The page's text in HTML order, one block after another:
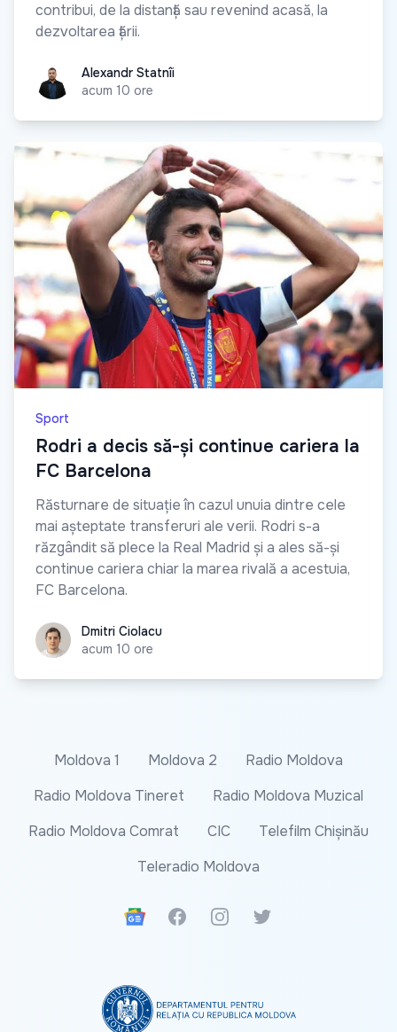
contribui, de la distanță sau revenind acasă, la
dezvoltarea țării.
Alexandr Statnîi
Alexandr Statnîi
acum 10 ore
Sport
Rodri a decis să-și continue cariera la
FC Barcelona
Răsturnare de situație în cazul unuia dintre cele
mai așteptate transferuri ale verii. Rodri s-a
răzgândit să plece la Real Madrid și a ales să-și
continue cariera chiar la marea rivală a acestuia,
FC Barcelona.
Dmitri Ciolacu
Dmitri Ciolacu
acum 10 ore
Moldova 1 Moldova 2
Radio Moldova
Radio Moldova Tineret
Radio Moldova Muzical
Radio Moldova Comrat
CIC
Telefilm Chișinău
Teleradio Moldova
Google News
FacebookInstagramTwitter